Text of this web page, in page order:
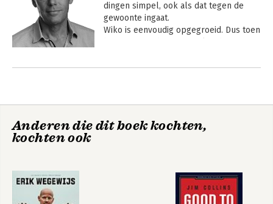
dingen simpel, ook als dat tegen de
gewoonte ingaat.
Wiko is eenvoudig opgegroeid. Dus toen
ingewikkeld mensen met elkaar
verbeteren. Hij heeft in verschillende
logistiek, sales, management) en in
Unilever, UnieKaas, Stegeman, Arizona
Iced Tea en PeopleSelect. Dat lijstje
wordt aangevuld met tientallen grote
Anderen die dit boek kochten,
kochten ook